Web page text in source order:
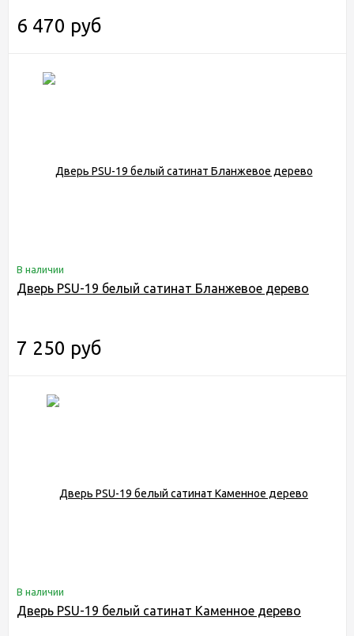
6 470 руб
В наличии
Дверь PSU-19 белый сатинат Бланжевое дерево
7 250 руб
В наличии
Дверь PSU-19 белый сатинат Каменное дерево